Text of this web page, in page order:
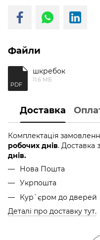
Файли
PDF
шкребок
11.6 МБ
Доставка
Комплектація
робочих днів. Доставка
днів.
Нова Пошта
Укрпошта
Кур`єром до дверей
Деталі про доставку тут.